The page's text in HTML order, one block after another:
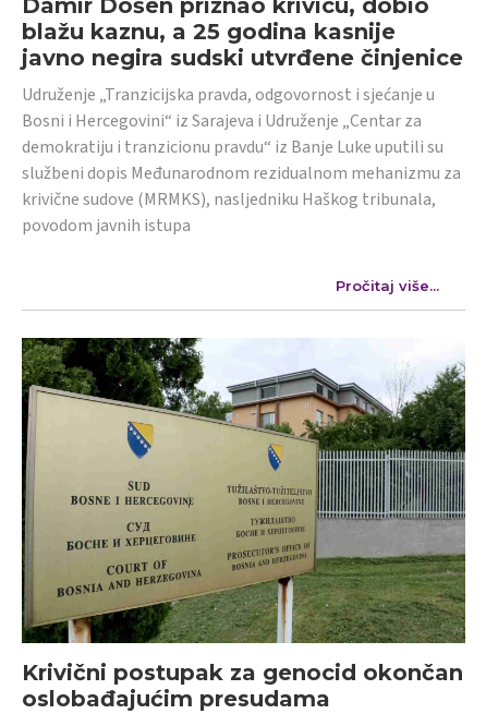
blažu kaznu, a 25 godina kasnije
javno negira sudski utvrđene činjenice
Udruženje „Tranzicijska pravda, odgovornost i sjećanje u
Bosni i Hercegovini“ iz Sarajeva i Udruženje „Centar za
demokratiju i tranzicionu pravdu“ iz Banje Luke uputili su
službeni dopis Međunarodnom rezidualnom mehanizmu za
krivične sudove (MRMKS), nasljedniku Haškog tribunala,
povodom javnih istupa
Pročitaj više...
Krivični postupak za genocid okončan
oslobađajućim presudama